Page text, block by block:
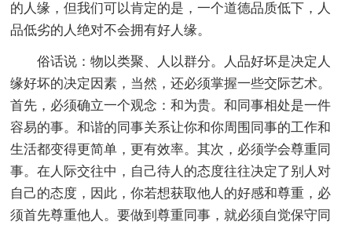
的人缘，但我们可以肯定的是，一个道德品质低下，人
品低劣的人绝对不会拥有好人缘。
俗话说：物以类聚、人以群分。人品好坏是决定人
缘好坏的决定因素，当然，还必须掌握一些交际艺术。
首先，必须确立一个观念：和为贵。和同事相处是一件
容易的事。和谐的同事关系让你和你周围同事的工作和
生活都变得更简单，更有效率。其次，必须学会尊重同
事。在人际交往中，自己待人的态度往往决定了别人对
自己的态度，因此，你若想获取他人的好感和尊重，必
须首先尊重他人。要做到尊重同事，就必须自觉保守同